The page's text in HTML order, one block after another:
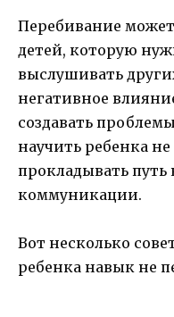
Перебивание
детей, которую
выслушивать
негативное
создавать
научить ребенка
прокладывать
коммуникации.
Вот несколько
ребенка навык не